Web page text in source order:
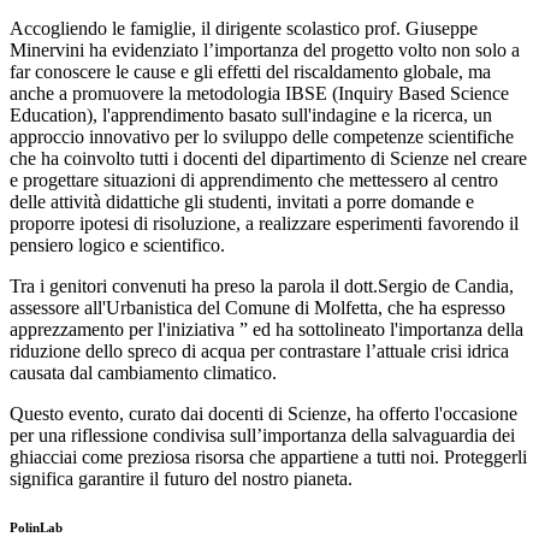
Accogliendo le famiglie, il dirigente scolastico prof. Giuseppe
Minervini ha evidenziato l’importanza del progetto volto non solo a
far conoscere le cause e gli effetti del riscaldamento globale, ma
anche a promuovere la metodologia IBSE (Inquiry Based Science
Education), l'apprendimento basato sull'indagine e la ricerca, un
approccio innovativo per lo sviluppo delle competenze scientifiche
che ha coinvolto tutti i docenti del dipartimento di Scienze nel creare
e progettare situazioni di apprendimento che mettessero al centro
delle attività didattiche gli studenti, invitati a porre domande e
proporre ipotesi di risoluzione, a realizzare esperimenti favorendo il
pensiero logico e scientifico.
Tra i genitori convenuti ha preso la parola il dott.Sergio de Candia,
assessore all'Urbanistica del Comune di Molfetta, che ha espresso
apprezzamento per l'iniziativa ” ed ha sottolineato l'importanza della
riduzione dello spreco di acqua per contrastare l’attuale crisi idrica
causata dal cambiamento climatico.
Questo evento, curato dai docenti di Scienze, ha offerto l'occasione
per una riflessione condivisa sull’importanza della salvaguardia dei
ghiacciai come preziosa risorsa che appartiene a tutti noi. Proteggerli
significa garantire il futuro del nostro pianeta.
PolinLab